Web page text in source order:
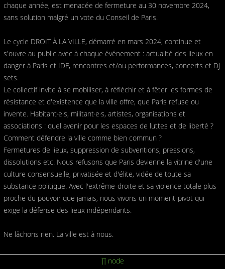
chaque année, est menacée de fermeture au 30 novembre 2024,
sans solution malgré un vote du Conseil de Paris.
Le cycle DROIT À LA VILLE, démarré en mars 2024, continue et
s'ouvre au public avec à chaque événement : actualité des lieux en
danger à Paris et IDF, rencontres et/ou performances, concerts et DJ
sets.
Le collectif invite à se mobiliser, à réfléchir et à fêter les formes de
résistance et d'existence que la ville offre, que Paris refuse ou
invente. Habitant·e·s, militant·e·s, artistes, organisations et
associations : quel avenir pour les espaces de luttes et de liberté ?
Comment défendre la ville comme bien commun ?
Fermetures de lieux, suppression de subventions, pressions,
dissolutions etc. Nous refusons que Paris devienne la vitrine d'une
culture consensuelle, privatisée et d'élite, vidée de toute sa
substance politique. Avec l'extrême-droite et sa violence totale plus
proche du pouvoir que jamais, nous vivons un moment-pivot qui
exige la défense des lieux indépendants.
Ne lâchons rien. La ville est à nous.
∏ node